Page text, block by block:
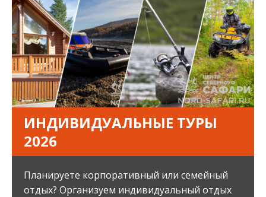
ИНДИВИДУАЛЬНЫЕ ТУРЫ
2026
Планируете корпоративный или семейный
отдых? Организуем индивидуальный отдых